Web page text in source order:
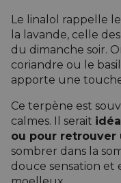
Le linalol rappelle
la lavande, celle
du dimanche soir.
coriandre ou le
apporte une
Ce terpène est
calmes. Il serait
ou pour retrouver
sombrer dans la
douce sensation et